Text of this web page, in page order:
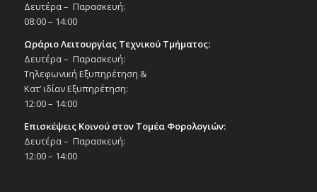
Δευτέρα – Παρασκευή:
08:00 – 14:00
Ωράριο Λειτουργίας Τεχνικού Τμήματος:
Δευτέρα – Παρασκευή:
Τηλεφωνική Εξυπηρέτηση &
Κατ’ ιδίαν Εξυπηρέτηση:
12:00 – 14:00
Επισκέψεις Κοινού στον Τομέα Φορολογιών:
Δευτέρα – Παρασκευή:
12:00 – 14:00